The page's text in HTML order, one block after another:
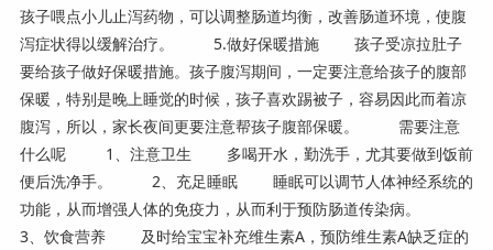
孩子喂点小儿止泻药物，可以调整肠道均衡，改善肠道环境，使腹
泻症状得以缓解治疗。 5.做好保暖措施 孩子受凉拉肚子
要给孩子做好保暖措施。孩子腹泻期间，一定要注意给孩子的腹部
保暖，特别是晚上睡觉的时候，孩子喜欢踢被子，容易因此而着凉
腹泻，所以，家长夜间更要注意帮孩子腹部保暖。 需要注意
什么呢 1、注意卫生 多喝开水，勤洗手，尤其要做到饭前
便后洗净手。 2、充足睡眠 睡眠可以调节人体神经系统的
功能，从而增强人体的免疫力，从而利于预防肠道传染病。
3、饮食营养 及时给宝宝补充维生素A，预防维生素A缺乏症的